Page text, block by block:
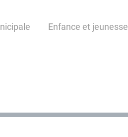
Enfance et jeunesse